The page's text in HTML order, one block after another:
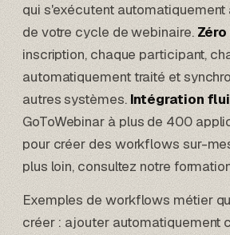
qui s'exécutent automatiquement
de votre cycle de webinaire.
inscription, chaque participant,
automatiquement traité et
autres systèmes. Intégration
GoToWebinar à plus de 400
pour créer des workflows sur-
plus loin, consultez notre
Exemples de workflows métier
créer : ajouter automatiquement